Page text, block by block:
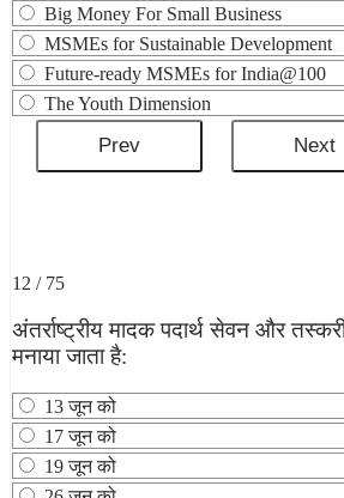
Big Money For Small Business
MSMEs for Sustainable Development
Future-ready MSMEs for India@100
The Youth Dimension
12 / 75
अंतर्राष्ट्रीय मादक पदार्थ सेवन और
मनाया जाता है:
13 जून को
17 जून को
19 जून को